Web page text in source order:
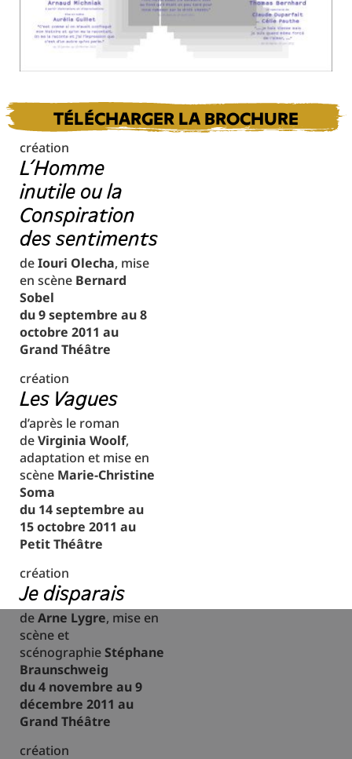
TÉLÉCHARGER LA BROCHURE
création
L’Homme
inutile ou la
Conspiration
des sentiments
deIouri Olecha, mise
en scène Bernard
Sobel
du 9 septembre au 8
octobre 2011 au
Grand Théâtre
création
Les Vagues
d’après le roman
deVirginia Woolf,
adaptation et mise en
scène Marie-Christine
Soma
du 14 septembre au
15 octobre 2011 au
Petit Théâtre
création
Je disparais
deArne Lygre, mise en
scène et
scénographieStéphane
Braunschweig
du 4 novembre au 9
décembre 2011 au
Grand Théâtre
création